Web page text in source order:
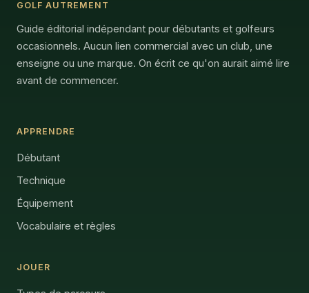
GOLF AUTREMENT
Guide éditorial indépendant pour débutants et golfeurs
occasionnels. Aucun lien commercial avec un club, une
enseigne ou une marque. On écrit ce qu'on aurait aimé lire
avant de commencer.
APPRENDRE
Débutant
Technique
Équipement
Vocabulaire et règles
JOUER